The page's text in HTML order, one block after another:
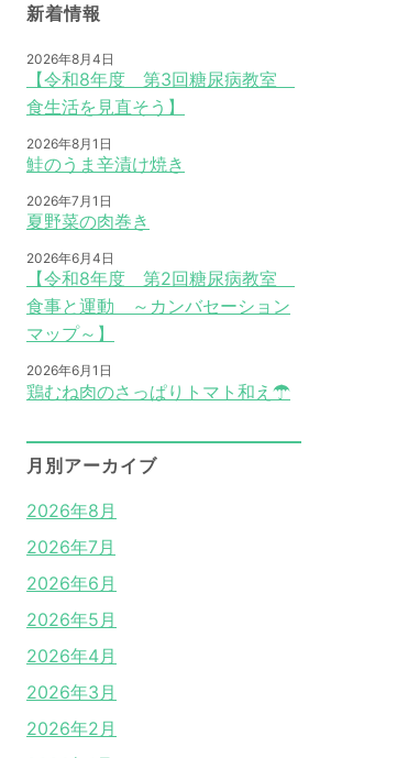
新着情報
【令和8年度 第3回糖尿病教室
食生活を見直そう】
2026年8月4日
鮭のうま辛漬け焼き
2026年8月1日
夏野菜の肉巻き
2026年7月1日
【令和8年度 第2回糖尿病教室
食事と運動 ～カンバセーション
マップ～】
2026年6月4日
鶏むね肉のさっぱりトマト和え☂
2026年6月1日
月別アーカイブ
2026年8月
2026年7月
2026年6月
2026年5月
2026年4月
2026年3月
2026年2月